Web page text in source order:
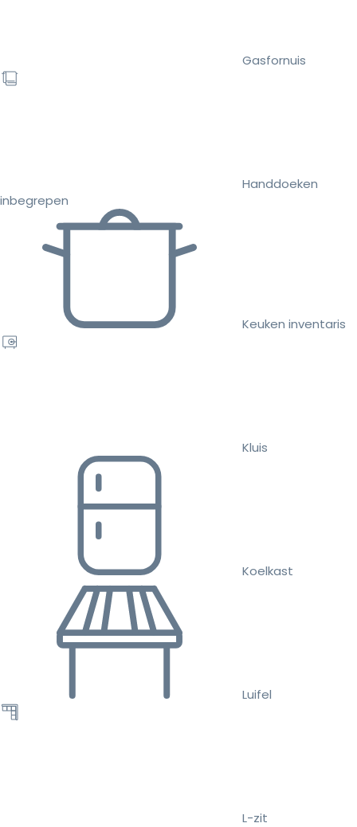
Gasfornuis
Handdoeken
inbegrepen
Keuken inventaris
Kluis
Koelkast
Luifel
L-zit